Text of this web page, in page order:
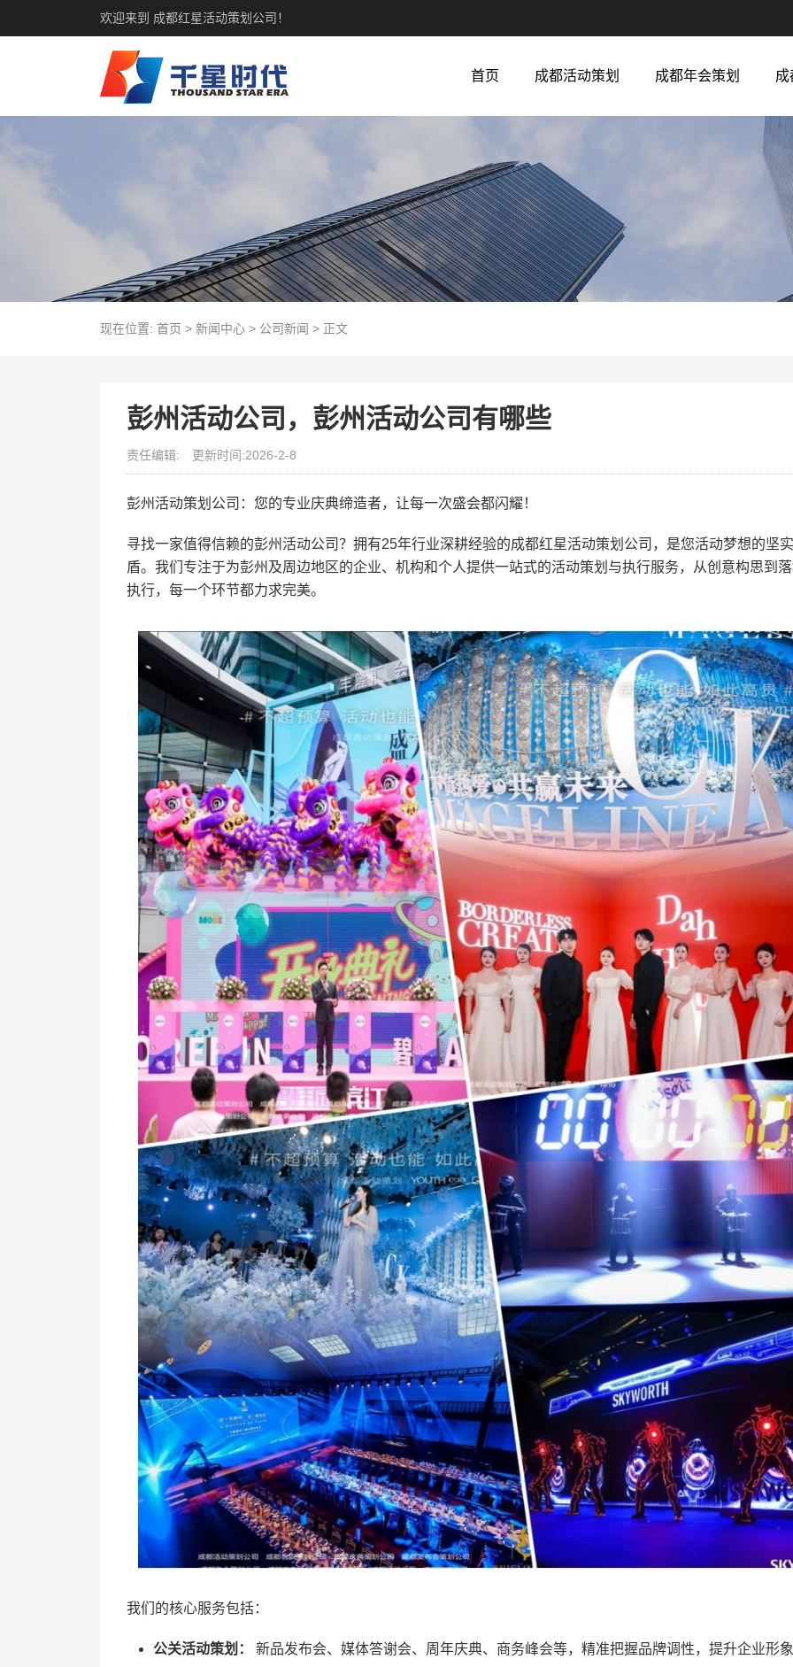
欢迎来到 成都红星活动策划公司！
首页 成都活动策划 成都年会策划 成
现在位置: 首页 > 新闻中心> 公司新闻 > 正文
彭州活动公司，彭州活动公司有哪些
责任编辑: 更新时间:2026-2-8
彭州活动策划公司：您的专业庆典缔造者，让每一次盛会都闪耀！
寻找一家值得信赖的彭州活动公司？拥有25年行业深耕经验的成都红星活动策划公司，是您活动梦想的坚
盾。我们专注于为彭州及周边地区的企业、机构和个人提供一站式的活动策划与执行服务，从创意构思到
执行，每一个环节都力求完美。
我们的核心服务包括：
公关活动策划： 新品发布会、媒体答谢会、周年庆典、商务峰会等，精准把握品牌调性，提升企业形